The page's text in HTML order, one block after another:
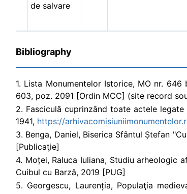
de salvare
Bibliography
1. Lista Monumentelor Istorice, MO nr.
603, poz. 2091 [Ordin MCC] (site record
2. Fasciculă cuprinzând toate actele
1941, https://
3. Benga, Daniel, Biserica Sfântul Ștefan
[Publicaţie]
4. Moței, Raluca Iuliana, Studiu arheologic
Cuibul cu Barză, 2019 [PUG]
5. Georgescu, Laurenția, Populaţia